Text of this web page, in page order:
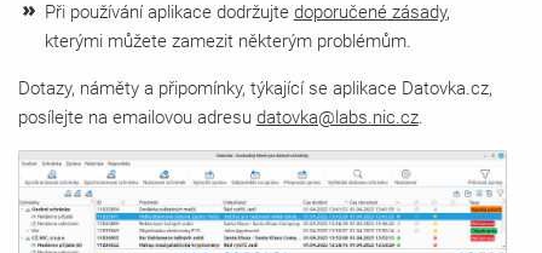
Při používání aplikace dodržujte doporučené zásady,
kterými můžete zamezit některým problémům.
Dotazy, náměty a připomínky, týkající se aplikace Datovka.cz,
posílejte na emailovou adresu datovka@labs.nic.cz.